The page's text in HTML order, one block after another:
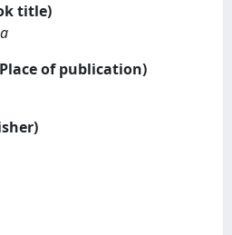
title)
of publication)